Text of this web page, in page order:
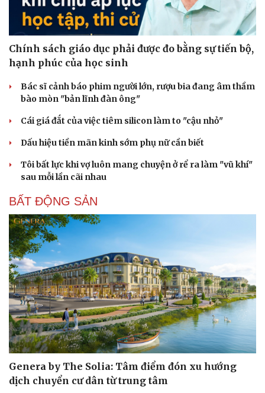
Cải chính
Chính sách giáo dục phải được đo bằng sự tiến bộ,
hạnh phúc của học sinh
Bác sĩ cảnh báo phim người lớn, rượu bia đang âm thầm
bào mòn "bản lĩnh đàn ông"
Cái giá đắt của việc tiêm silicon làm to "cậu nhỏ"
Dấu hiệu tiền mãn kinh sớm phụ nữ cần biết
Tôi bất lực khi vợ luôn mang chuyện ở rể ra làm "vũ khí"
sau mỗi lần cãi nhau
BẤT ĐỘNG SẢN
Genera by The Solia: Tâm điểm đón xu hướng
dịch chuyển cư dân từ trung tâm